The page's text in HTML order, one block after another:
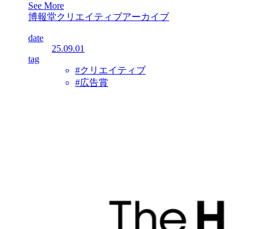
See More
博報堂クリエイティブアーカイブ
date
25.09.01
tag
#クリエイティブ
#広告賞